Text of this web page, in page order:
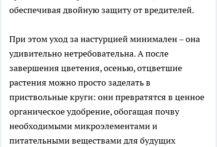
обеспечивая двойную защиту от вредителей.
При этом уход за настурцией минимален – она
удивительно нетребовательна. А после
завершения цветения, осенью, отцветшие
растения можно просто заделать в
приствольные круги: они превратятся в ценное
органическое удобрение, обогащая почву
необходимыми микроэлементами и
питательными веществами для будущих